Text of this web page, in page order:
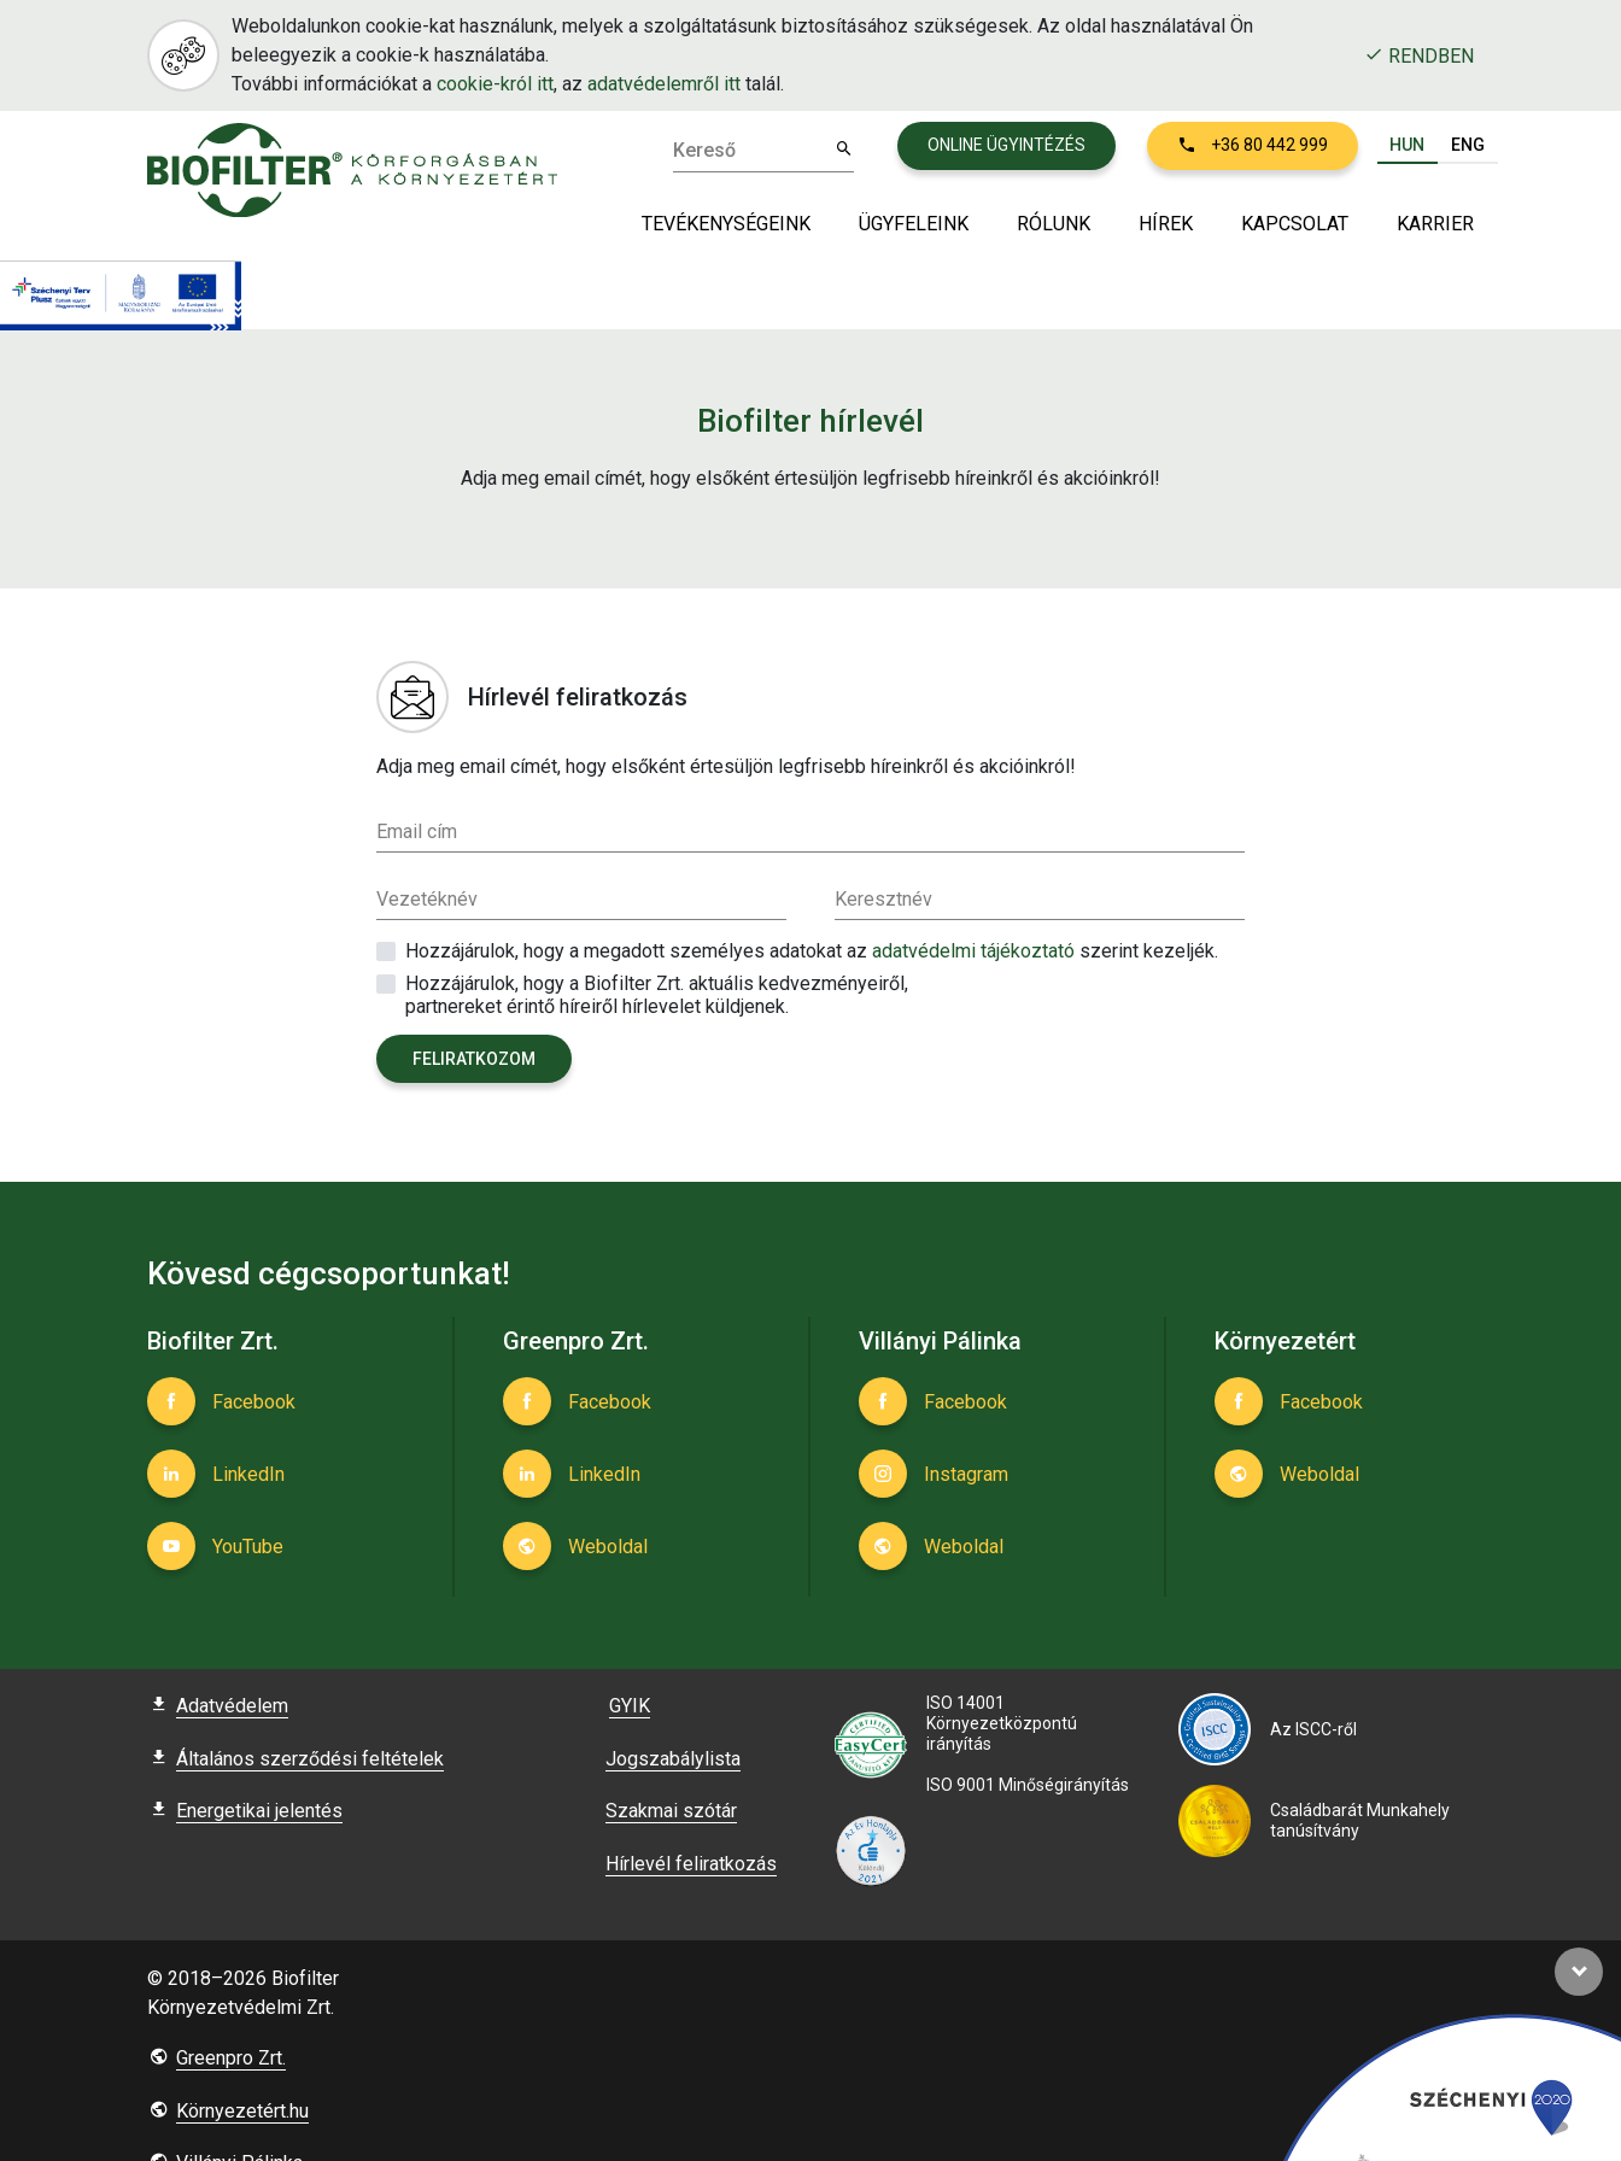
Weboldalunkon cookie-kat használunk, melyek a szolgáltatásunk biztosításához szükségesek. Az oldal használatával Ön
beleegyezik a cookie-k használatába.
További információkat a cookie-król itt, az adatvédelemről itt talál.
RENDBEN
Kereső ONLINE ÜGYINTÉZÉS +36 80 442 999 HUN ENG
TEVÉKENYSÉGEINK
Lejárt szavatosságú élelmiszer begyűjtése
ÜGYFELEINK
Áruházak és logisztikai központok
RÓLUNK
Telephelyeink és gépparkunk
HÍREK KAPCSOLAT KARRIER
Biofilter hírlevél
Adja meg email címét, hogy elsőként értesüljön legfrisebb híreinkről és akcióinkról!
Hírlevél feliratkozás
Adja meg email címét, hogy elsőként értesüljön legfrisebb híreinkről és akcióinkról!
Email cím
Vezetéknév Keresztnév
Hozzájárulok, hogy a megadott személyes adatokat az adatvédelmi tájékoztató szerint kezeljék.
Hozzájárulok, hogy a Biofilter Zrt. aktuális kedvezményeiről,
partnereket érintő híreiről hírlevelet küldjenek.
Kövesd cégcsoportunkat!
Biofilter Zrt.
Facebook
LinkedIn
YouTube
Greenpro Zrt.
Facebook
LinkedIn
Weboldal
Villányi Pálinka
Facebook
Instagram
Weboldal
Környezetért
Facebook
Weboldal
Adatvédelem
Általános szerződési feltételek
Energetikai jelentés
GYIK
Jogszabálylista
Szakmai szótár
Hírlevél feliratkozás
ISO 14001
Környezetközpontú
irányítás
ISO 9001 Minőségirányítás
Az ISCC-ről
Családbarát Munkahely
tanúsítvány
© 2018–2026 Biofilter
Környezetvédelmi Zrt.
Greenpro Zrt.
Környezetért.hu